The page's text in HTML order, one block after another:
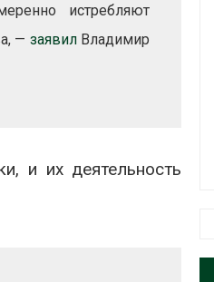
истребляют
— заявилВладимир
и их деятельность
сентябре